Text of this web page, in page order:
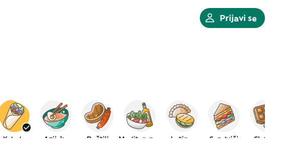
Prijavi se
Kebab Azijska Roštilj Latino Sendviči Slatkiši